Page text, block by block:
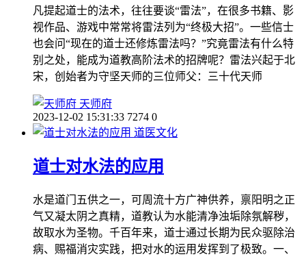
凡提起道士的法术，往往要谈“雷法”，在很多书籍、影
视作品、游戏中常常将雷法列为“终极大招”。一些信士
也会问“现在的道士还修炼雷法吗？”究竟雷法有什么特
别之处，能成为道教高阶法术的招牌呢？雷法兴起于北
宋，创始者为守坚天师的三位师父：三十代天师
天师府
2023-12-02 15:31:33 7274 0
道医文化
道士对水法的应用
水是道门五供之一，可周流十方广神供养，禀阳明之正
气又凝太阴之真精，道教认为水能清净浊垢除氛解秽，
故取水为圣物。千百年来，道士通过长期为民众驱除治
病、赐福消灾实践，把对水的运用发挥到了极致。一、